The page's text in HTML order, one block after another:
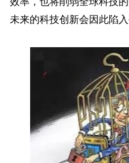
未来的科技创新会因此陷入